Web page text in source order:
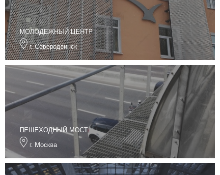
МОЛОДЕЖНЫЙ ЦЕНТР
г. Северодвинск
ПЕШЕХОДНЫЙ МОСТ
г. Москва